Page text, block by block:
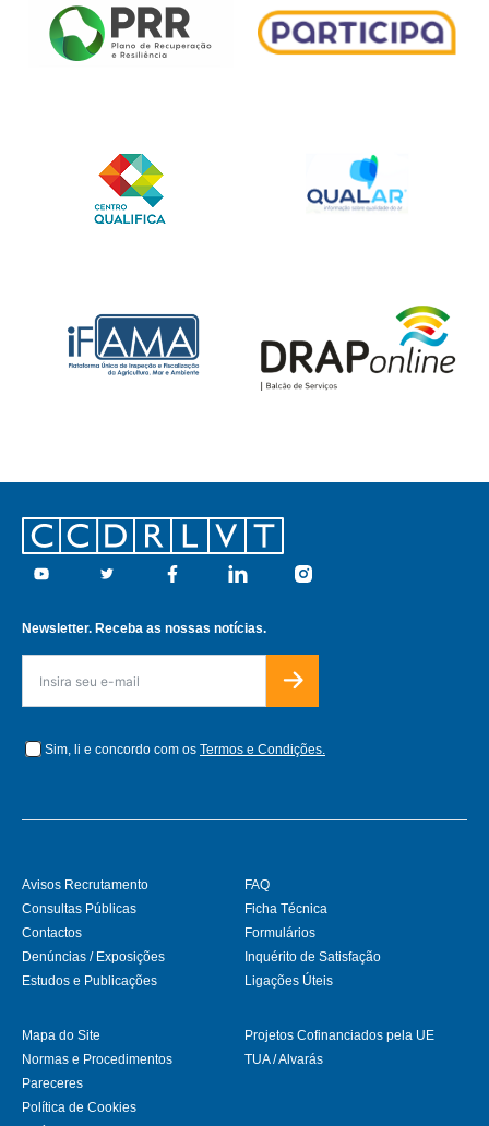
Footer
Youtube Twitter Facebook Linkedin Instagram
Newsletter. Receba as nossas notícias.
Sim, li e concordo com os Termos e Condições.
Avisos Recrutamento
Consultas Públicas
Contactos
Denúncias / Exposições
Estudos e Publicações
FAQ
Ficha Técnica
Formulários
Inquérito de Satisfação
Ligações Úteis
Mapa do Site
Normas e Procedimentos
Pareceres
Política de Cookies
Projetos Cofinanciados pela UE
TUA / Alvarás